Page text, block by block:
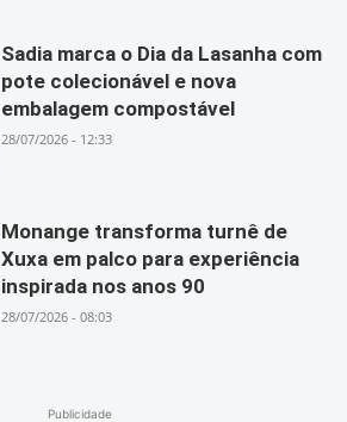
Sadia marca o Dia da Lasanha com
pote colecionável e nova
embalagem compostável
28/07/2026 - 12:33
Monange transforma turnê de
Xuxa em palco para experiência
inspirada nos anos 90
28/07/2026 - 08:03
Publicidade